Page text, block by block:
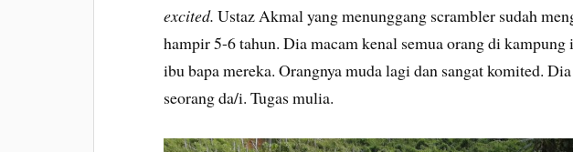
excited.Ustaz Akmal yang menunggang scrambler sudah
hampir 5-6 tahun. Dia macam kenal semua orang di kampung
ibu bapa mereka. Orangnya muda lagi dan sangat komited.
seorang da/i. Tugas mulia.